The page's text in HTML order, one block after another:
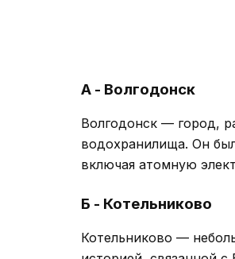
А - Волгодонск
Волгодонск — город,
водохранилища. Он
включая атомную
Б - Котельниково
Котельниково —